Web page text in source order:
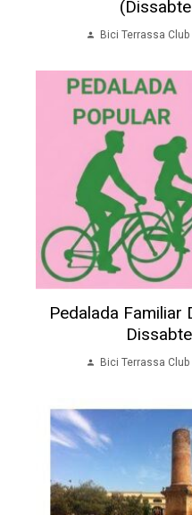
Bici Terrassa Club
Pedalada Familiar
Bici Terrassa Club